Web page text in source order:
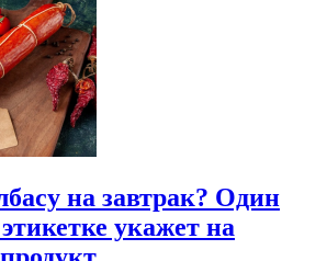
на завтрак? Один
укажет на